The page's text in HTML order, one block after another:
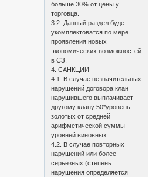
больше 30% от цены у
торговца.
3.2. Данный раздел будет
укомплектоватся по мере
проявления новых
экономических возможностей
в СЗ.
4. САНКЦИИ
4.1. В случае незначительных
нарушений договора клан
нарушившего выплачивает
другому клану 50*уровень
золотых от средней
арифметической суммы
уровней виновных.
4.2. В случае повторных
нарушений или более
серьезных (степень
нарушения определяется